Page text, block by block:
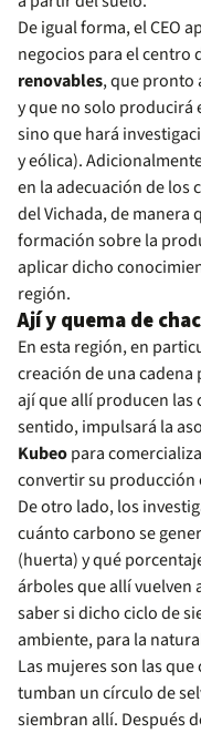
De igual forma, el CEO
negocios para el centro
renovables, que pronto
y que no solo producirá
sino que hará
y eólica).
en la adecuación de los
del Vichada, de manera
formación sobre la
aplicar dicho
región.
Ají y quema de
En esta región, en
creación de una
ají que allí producen las
sentido, impulsará la
Kubeopara
convertir su producción
De otro lado, los
cuánto carbono se
(huerta) y qué
árboles que allí vuelven
saber si dicho ciclo de
ambiente, para la
Las mujeres son las
tumban un círculo de
siembran allí. Después